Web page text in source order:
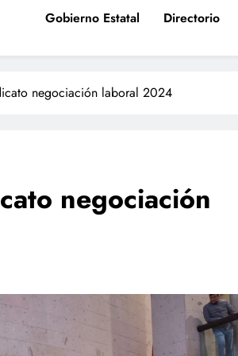
Gobierno Estatal Directorio
negociación laboral 2024
negociación